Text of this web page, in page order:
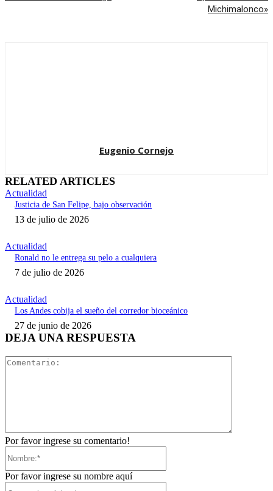
Michimalonco»
Eugenio Cornejo
RELATED ARTICLES
Actualidad
Justicia de San Felipe, bajo observación
13 de julio de 2026
Actualidad
Ronald no le entrega su pelo a cualquiera
7 de julio de 2026
Actualidad
Los Andes cobija el sueño del corredor bioceánico
27 de junio de 2026
DEJA UNA RESPUESTA
Por favor ingrese su comentario!
Por favor ingrese su nombre aquí